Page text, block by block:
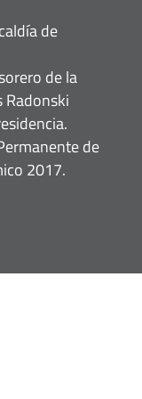
de
de la
Radonski
de
2017.